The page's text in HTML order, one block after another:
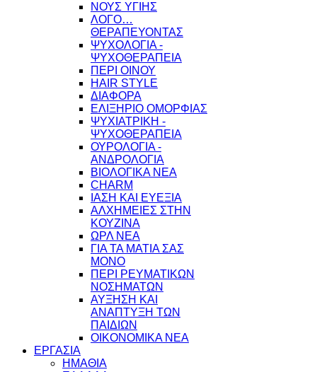
ΝΟΥΣ ΥΓΙΗΣ
ΛΟΓΟ…
ΘΕΡΑΠΕΥΟΝΤΑΣ
ΨΥΧΟΛΟΓΙΑ -
ΨΥΧΟΘΕΡΑΠΕΙΑ
ΠΕΡΙ ΟΙΝΟΥ
HAIR STYLE
ΔΙΑΦΟΡΑ
ΕΛΙΞΗΡΙΟ ΟΜΟΡΦΙΑΣ
ΨΥΧΙΑΤΡΙΚΗ -
ΨΥΧΟΘΕΡΑΠΕΙΑ
ΟΥΡΟΛΟΓΙΑ -
ΑΝΔΡΟΛΟΓΙΑ
ΒΙΟΛΟΓΙΚΑ ΝΕΑ
CHARM
ΙΑΣΗ ΚΑΙ ΕΥΕΞΙΑ
ΑΛΧΗΜΕΙΕΣ ΣΤΗΝ
ΚΟΥΖΙΝΑ
ΩΡΛ ΝEA
ΓΙΑ ΤΑ ΜΑΤΙΑ ΣΑΣ
ΜΟΝΟ
ΠΕΡΙ ΡΕΥΜΑΤΙΚΩΝ
ΝΟΣΗΜΑΤΩΝ
ΑΥΞΗΣΗ ΚΑΙ
ΑΝΑΠΤΥΞΗ ΤΩΝ
ΠΑΙΔΙΩΝ
ΟΙΚΟΝΟΜΙΚΑ ΝΕΑ
ΕΡΓΑΣΙΑ
ΗΜΑΘΙΑ